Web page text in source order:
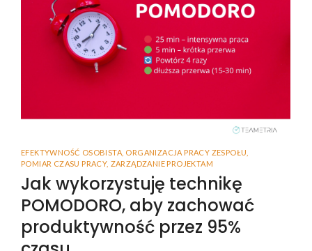
EFEKTYWNOŚĆ OSOBISTA ORGANIZACJA PRACY ZESPOŁU
POMIAR CZASU PRACY, ZARZĄDZANIE PROJEKTAM
Jak wykorzystuję technikę
POMODORO, aby zachować
produktywność przez 95%